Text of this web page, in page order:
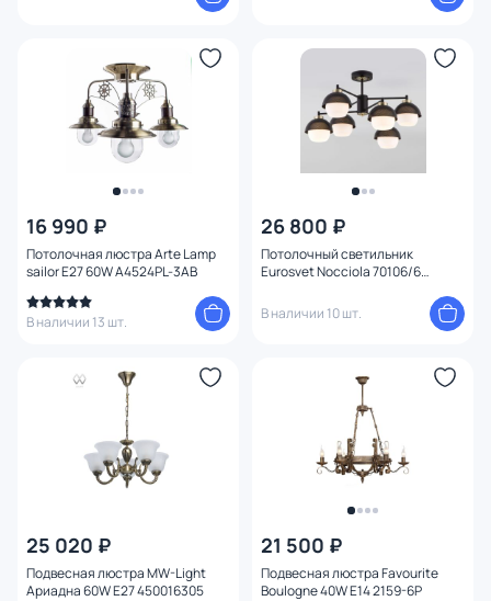
16 990 ₽
Потолочная люстра Arte Lamp
sailor E27 60W A4524PL-3AB
В наличии 13 шт.
26 800 ₽
Потолочный светильник
Eurosvet Nocciola 70106/6
В наличии 10 шт.
25 020 ₽
Подвесная люстра MW-Light
Ариадна 60W E27 450016305
21 500 ₽
Подвесная люстра Favourite
Boulogne 40W E14 2159-6P